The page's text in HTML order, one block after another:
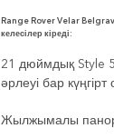
Range Rover Velar
келесілер кіреді:
21 дюймдық Style
әрлеуі бар
Жылжымалы